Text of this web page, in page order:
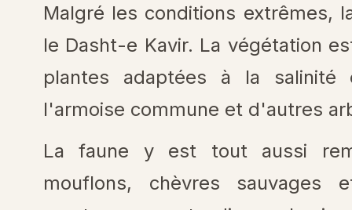
Malgré les conditions extrêmes,
le Dasht-e Kavir. La végétation
plantes adaptées à la
l'armoise commune et d'autres
La faune y est tout aussi
mouflons, chèvres sauvages